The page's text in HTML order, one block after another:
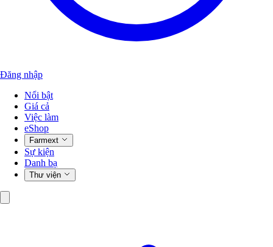
Đăng nhập
Nổi bật
Giá cả
Việc làm
eShop
Farmext
Sự kiện
Danh bạ
Thư viện